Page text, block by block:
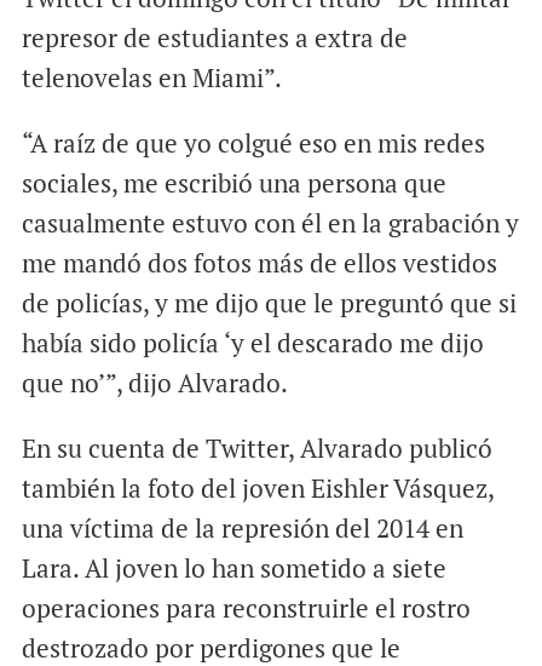
represor de estudiantes a extra de
telenovelas en Miami”.
“A raíz de que yo colgué eso en mis redes
sociales, me escribió una persona que
casualmente estuvo con él en la grabación y
me mandó dos fotos más de ellos vestidos
de policías, y me dijo que le preguntó que si
había sido policía ‘y el descarado me dijo
que no’”, dijo Alvarado.
En su cuenta de Twitter, Alvarado publicó
también la foto del joven Eishler Vásquez,
una víctima de la represión del 2014 en
Lara. Al joven lo han sometido a siete
operaciones para reconstruirle el rostro
destrozado por perdigones que le